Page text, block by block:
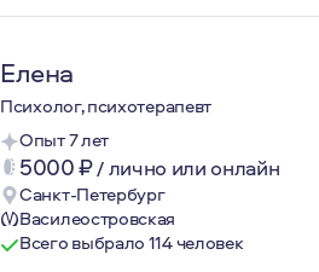
Елена
Психолог, психотерапевт
Опыт 7 лет
5000₽/лично или онлайн
Санкт-Петербург
Василеостровская
Всего выбрало 114 человек